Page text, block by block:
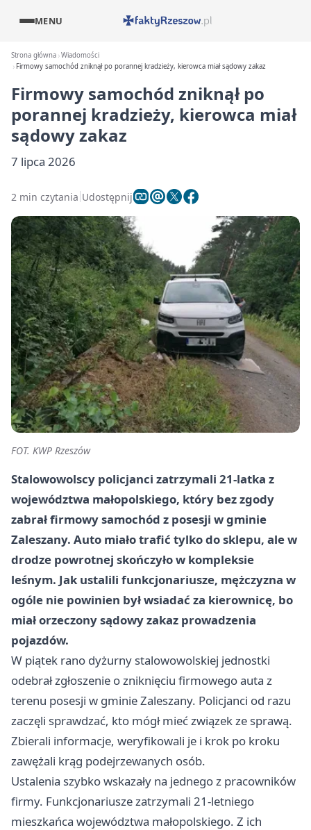
MENU
Strona główna Wiadomości
Firmowy samochód zniknął po porannej kradzieży, kierowca miał sądowy zakaz
Firmowy samochód zniknął po
porannej kradzieży, kierowca miał
sądowy zakaz
7 lipca 2026
2 min czytania Udostępnij
FOT. KWP Rzeszów
Stalowowolscy policjanci zatrzymali 21-latka z
województwa małopolskiego, który bez zgody
zabrał firmowy samochód z posesji w gminie
Zaleszany. Auto miało trafić tylko do sklepu, ale w
drodze powrotnej skończyło w kompleksie
leśnym. Jak ustalili funkcjonariusze, mężczyzna w
ogóle nie powinien był wsiadać za kierownicę, bo
miał orzeczony sądowy zakaz prowadzenia
pojazdów.
W piątek rano dyżurny stalowowolskiej jednostki
odebrał zgłoszenie o zniknięciu firmowego auta z
terenu posesji w gminie Zaleszany. Policjanci od razu
zaczęli sprawdzać, kto mógł mieć związek ze sprawą.
Zbierali informacje, weryfikowali je i krok po kroku
zawężali krąg podejrzewanych osób.
Ustalenia szybko wskazały na jednego z pracowników
firmy. Funkcjonariusze zatrzymali 21-letniego
mieszkańca województwa małopolskiego. Z ich